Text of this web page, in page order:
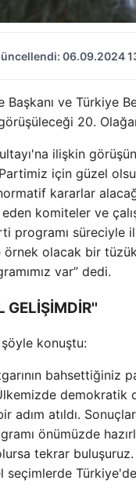
06.09.2024
Başkanı ve Türkiye
20.
ilişkin
için güzel
kararlar
komiteler ve
programı süreciyle
olacak bir
var” dedi.
GELİŞİMDİR''
konuştu:
bahsettiğiniz
atıldı.
önümüzde
tekrar